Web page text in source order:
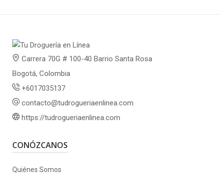
Carrera 70G # 100-40 Barrio Santa Rosa
Bogotá, Colombia
+6017035137
contacto@tudrogueriaenlinea.com
https://tudrogueriaenlinea.com
CONÓZCANOS
Quiénes Somos